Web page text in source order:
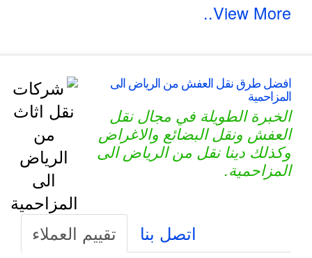
View More..
افضل طرق نقل العفش من الرياض الى
المزاحمية
الخبرة الطويلة في مجال نقل
العفش ونقل البضائع والاغراض
وكذلك دينا نقل من الرياض الى
المزاحمية.
تقييم العملاء اتصل بنا